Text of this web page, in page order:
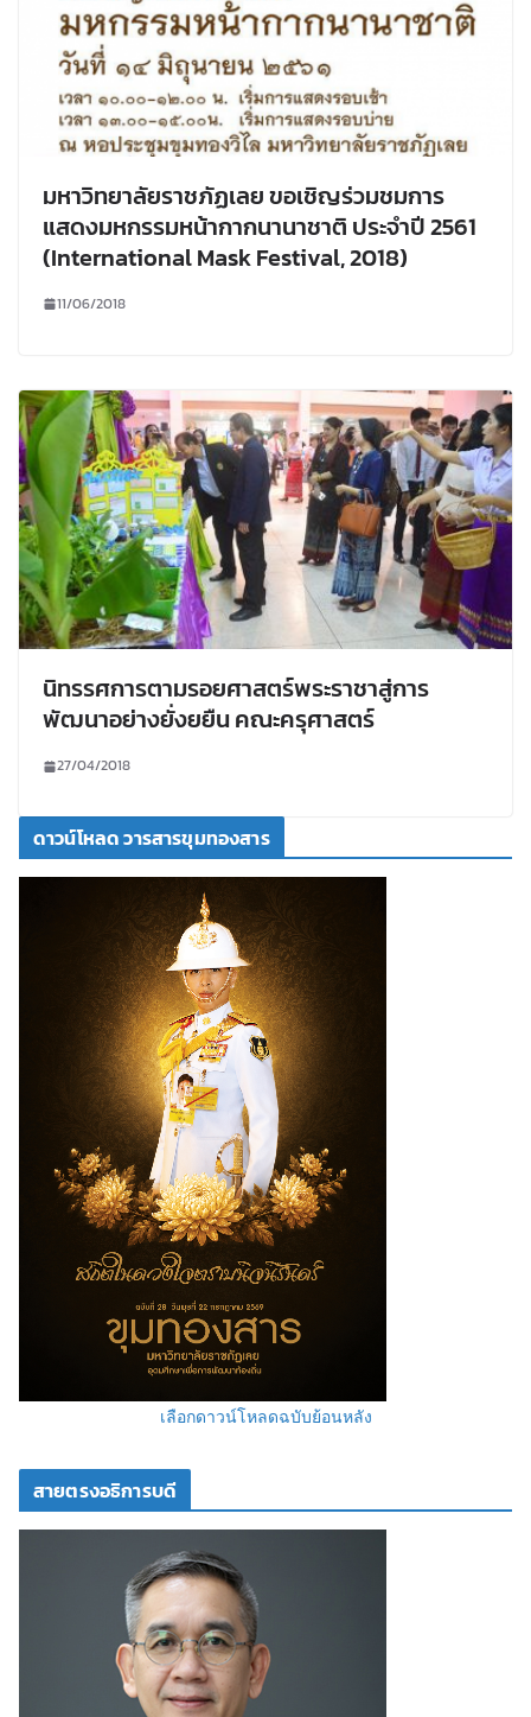
มหาวิทยาลัยราชภัฏเลย ขอเชิญร่วมชมการ
แสดงมหกรรมหน้ากากนานาชาติ ประจำปี 2561
(International Mask Festival, 2018)
11/06/2018
นิทรรศการตามรอยศาสตร์พระราชาสู่การ
พัฒนาอย่างยั่งยยืน คณะครุศาสตร์
27/04/2018
ดาวน์โหลด วารสารขุมทองสาร
เลือกดาวน์โหลดฉบับย้อนหลัง
สายตรงอธิการบดี